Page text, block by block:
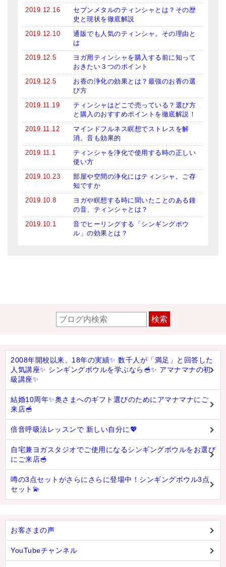
2019.12.16
セブンメタルのティンシャとは？その歴
史と現状を徹底解説
2019.12.10
通販でも人気のティンシャ。その理由と
は
2019.12.5
ヨガ用ティンシャを購入する前に知って
おきたい３つのポイント
2019.12.5
お香の浄化の効果とは？最強のお香の選
び方
2019.11.19
ティンシャはどこで売っている？選び方
と購入のおすすめポイントを徹底解説！
2019.11.12
マインドフルネス瞑想でストレスを解
消。音も効果的
2019.11.1
ティンシャを浄化で使用する時の正しい
使い方
2019.10.23
部屋や空間の浄化にはティンシャ。ご存
知ですか
2019.10.8
ヨガや瞑想する時に聞いたことのある鐘
の音、ティンシャとは？
2019.10.1
音でヒーリングする「シンギングボウ
ル」の効果とは？
検索
2008年開校以来、18年の実績✨ 数千人が「満足」と回答した
人気講座✨ シンギングボウルを学ぶなら🥣✨ アマナマナの初
級講座✨
結婚10周年✨奥さまへのギフト選びのためにアマナマナにご
来店🥣
倍音呼吸法レッスンで 新しい自分に💖
自宅兼ヨガスタジオでご使用になるシンギングボウルをお選び
にご来店🥣
噂の3点セットがさらにさらに登場中！シンギングボウル3点
セット💫
お客さまの声
YouTubeチャンネル